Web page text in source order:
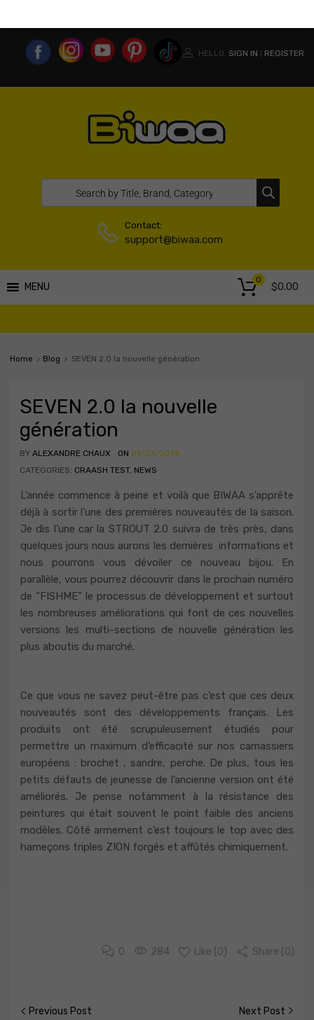
HELLO. SIGN IN REGISTER
Contact:
support@biwaa.com
MENU $0.00
0
Home Blog SEVEN 2.0 la nouvelle génération
SEVEN 2.0 la nouvelle
génération
BY ALEXANDRE CHAUX ON 01/03/2014
CATEGORIES: CRAASH TEST, NEWS
L’année commence à peine et voilà que BIWAA s’apprête
déjà à sortir l’une des premières nouveautés de la saison.
Je dis l’une car la STROUT 2.0 suivra de très près, dans
quelques jours nous aurons les dernières informations et
nous pourrons vous dévoiler ce nouveau bijou. En
parallèle, vous pourrez découvrir dans le prochain numéro
de “FISHME” le processus de développement et surtout
les nombreuses améliorations qui font de ces nouvelles
versions les multi-sections de nouvelle génération les
plus aboutis du marché.
Ce que vous ne savez peut-être pas c’est que ces deux
nouveautés sont des développements français. Les
produits ont été scrupuleusement étudiés pour
permettre un maximum d’efficacité sur nos carnassiers
européens : brochet , sandre, perche. De plus, tous les
petits défauts de jeunesse de l’ancienne version ont été
améliorés. Je pense notamment à la résistance des
peintures qui était souvent le point faible des anciens
modèles. Côté armement c’est toujours le top avec des
hameçons triples ZION forgés et affûtés chimiquement.
0 284 Like (0) Share (0)
Previous Post Next Post